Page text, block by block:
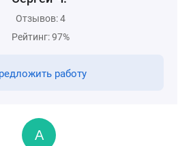
Отзывов: 4
Рейтинг: 97%
работу